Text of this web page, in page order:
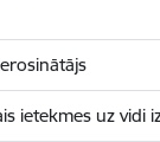
ietekmes uz vidi